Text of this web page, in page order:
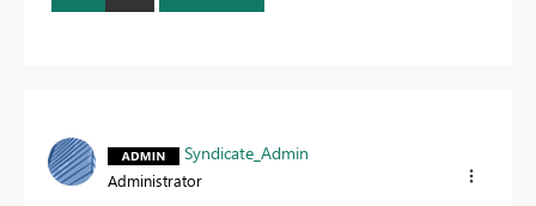
Syndicate_Admin
Administrator